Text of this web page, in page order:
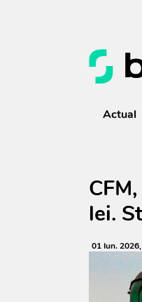
Actual
lei.
01 Iun.